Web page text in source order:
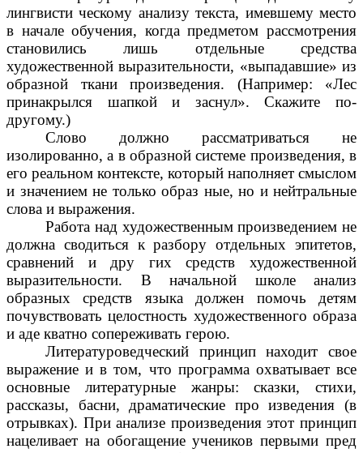
лингвисти ческому анализу текста, имевшему место
в начале обучения, когда предметом рассмотрения
становились лишь отдельные средства
художественной выразительности, «выпадавшие» из
образной ткани произведения. (Например: «Лес
принакрылся шапкой и заснул». Скажите по-
другому.)
Слово должно рассматриваться не
изолированно, а в образной системе произведения, в
его реальном контексте, который наполняет смыслом
и значением не только образ ные, но и нейтральные
слова и выражения.
Работа над художественным произведением не
должна сводиться к разбору отдельных эпитетов,
сравнений и дру гих средств художественной
выразительности. В начальной школе анализ
образных средств языка должен помочь детям
почувствовать целостность художественного образа
и аде кватно сопереживать герою.
Литературоведческий принцип находит свое
выражение и в том, что программа охватывает все
основные литературные жанры: сказки, стихи,
рассказы, басни, драматические про изведения (в
отрывках). При анализе произведения этот принцип
нацеливает на обогащение учеников первыми пред